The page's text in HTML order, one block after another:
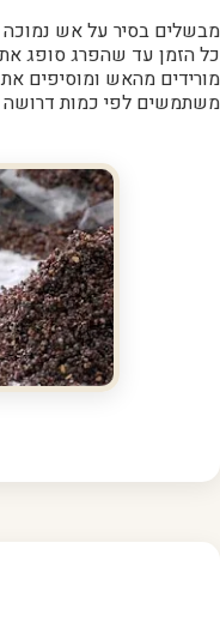
מבשלים בסיר על אש
כל הזמן עד שהפרג סופג את
מורידים מהאש ומוסיפים את
משתמשים לפי כמות דרושה